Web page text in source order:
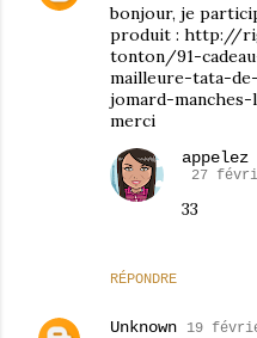
bonjour, je
produit : http://
tonton/91-
mailleure-tata-
jomard-
merci
RÉPONDRE
appelez
27
33
Unknown 19